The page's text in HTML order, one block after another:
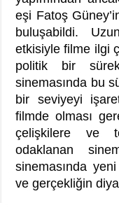
eşi Fatoş
buluşabildi.
etkisiyle filme ilgi
politik bir
sinemasında bu
bir seviyeyi
filmde olması
çelişkilere ve
odaklanan
sinemasında
ve gerçekliğin